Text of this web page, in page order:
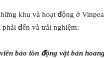
khu và hoạt động ở
đến và trải nghiệm:
bảo tồn động vật bán